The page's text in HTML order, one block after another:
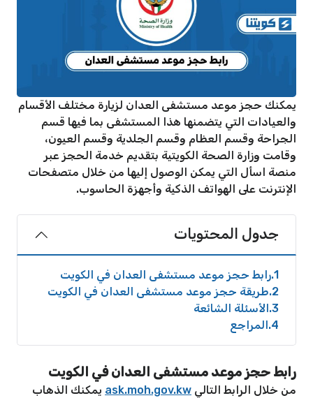
يمكنك حجز موعد مستشفى العدان لزيارة مختلف الأقسام
والعيادات التي يتضمنها هذا المستشفى بما فيها قسم
الجراحة وقسم العظام وقسم الجلدية وقسم العيون،
وقامت وزارة الصحة الكويتية بتقديم خدمة الحجز عبر
منصة اسأل التي يمكن الوصول إليها من خلال متصفحات
الإنترنت على الهواتف الذكية وأجهزة الحاسوب.
جدول المحتويات
1 رابط حجز موعد مستشفى العدان في الكويت
2 طريقة حجز موعد مستشفى العدان في الكويت
3 الأسئلة الشائعة
4 المراجع
رابط حجز موعد مستشفى العدان في الكويت
من خلال الرابط التالي ask.moh.gov.kw يمكنك الذهاب